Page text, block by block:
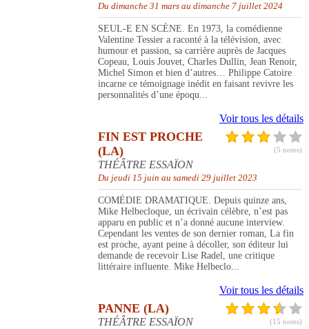
Du dimanche 31 mars au dimanche 7 juillet 2024
SEUL-E EN SCÈNE. En 1973, la comédienne
Valentine Tessier a raconté à la télévision, avec
humour et passion, sa carrière auprès de Jacques
Copeau, Louis Jouvet, Charles Dullin, Jean Renoir,
Michel Simon et bien d’autres… Philippe Catoire
incarne ce témoignage inédit en faisant revivre les
personnalités d’une époqu...
Voir tous les détails
(5 notes)
FIN EST PROCHE
(LA)
THÉÂTRE ESSAÏON
Du jeudi 15 juin au samedi 29 juillet 2023
COMÉDIE DRAMATIQUE. Depuis quinze ans,
Mike Helbecloque, un écrivain célèbre, n’est pas
apparu en public et n’a donné aucune interview.
Cependant les ventes de son dernier roman, La fin
est proche, ayant peine à décoller, son éditeur lui
demande de recevoir Lise Radel, une critique
littéraire influente. Mike Helbeclo...
Voir tous les détails
(15 notes)
PANNE (LA)
THÉÂTRE ESSAÏON